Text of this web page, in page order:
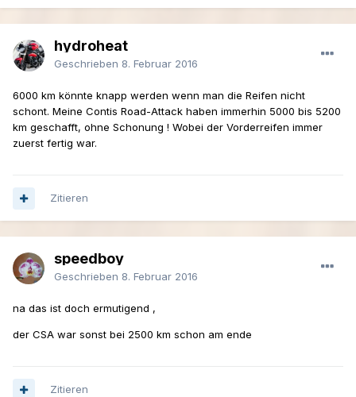
hydroheat
Geschrieben 8. Februar 2016
6000 km könnte knapp werden wenn man die Reifen nicht
schont. Meine Contis Road-Attack haben immerhin 5000 bis 5200
km geschafft, ohne Schonung ! Wobei der Vorderreifen immer
zuerst fertig war.
Zitieren
speedboy
Geschrieben 8. Februar 2016
na das ist doch ermutigend ,
der CSA war sonst bei 2500 km schon am ende
Zitieren